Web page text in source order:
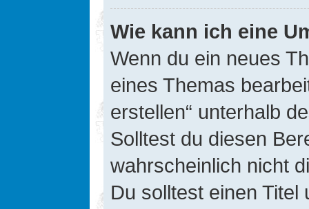
Wie kann ich eine
Wenn du ein neues
eines Themas
erstellen“ unterhalb
Solltest du diesen
wahrscheinlich nicht
Du solltest einen